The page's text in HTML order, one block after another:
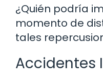
¿Quién podría
momento de
tales
Accidentes